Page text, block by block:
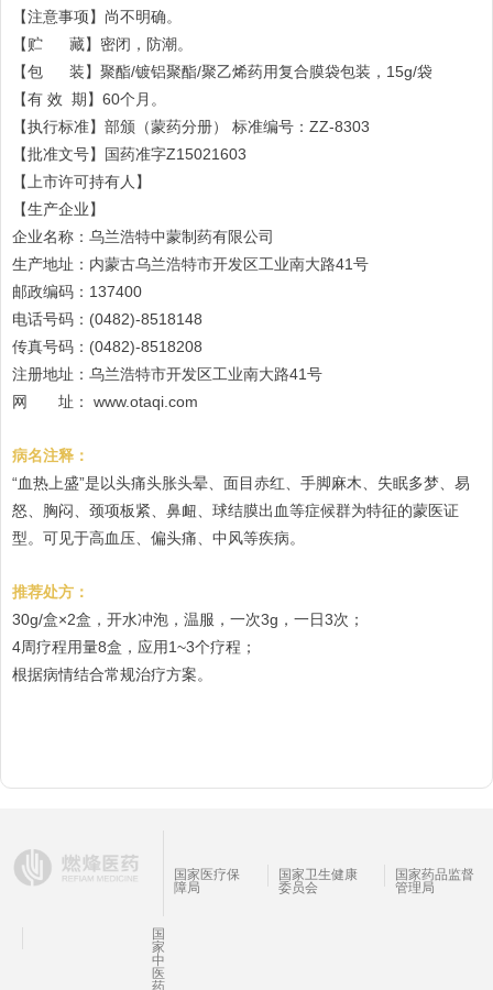
【注意事项】尚不明确。
【贮 藏】密闭，防潮。
【包 装】聚酯/镀铝聚酯/聚乙烯药用复合膜袋包装，15g/袋
【有 效 期】60个月。
【执行标准】部颁（蒙药分册） 标准编号：ZZ-8303
【批准文号】国药准字Z15021603
【上市许可持有人】
【生产企业】
企业名称：乌兰浩特中蒙制药有限公司
生产地址：内蒙古乌兰浩特市开发区工业南大路41号
邮政编码：137400
电话号码：(0482)-8518148
传真号码：(0482)-8518208
注册地址：乌兰浩特市开发区工业南大路41号
网 址： www.otaqi.com
病名注释：
“血热上盛”是以头痛头胀头晕、面目赤红、手脚麻木、失眠多梦、易
怒、胸闷、颈项板紧、鼻衄、球结膜出血等症候群为特征的蒙医证
型。可见于高血压、偏头痛、中风等疾病。
推荐处方：
30g/盒×2盒，开水冲泡，温服，一次3g，一日3次；
4周疗程用量8盒，应用1~3个疗程；
根据病情结合常规治疗方案。
国家医疗保
障局
国家卫生健康
委员会
国家药品监督
管理局
国
家
中
医
药